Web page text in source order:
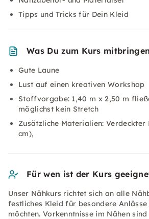
Tipps und Tricks für Dein Kleid
Was Du zum Kurs
Gute Laune
Lust auf einen kreativen Workshop
Stoffvorgabe: 1,40 m x 2,50 m
möglichst kein Stretch
Zusätzliche Materialien: Verdeckter
cm),
Für wen ist der Kurs
Unser Nähkurs richtet sich an alle
festliches Kleid für besondere
möchten. Vorkenntnisse im Nähen